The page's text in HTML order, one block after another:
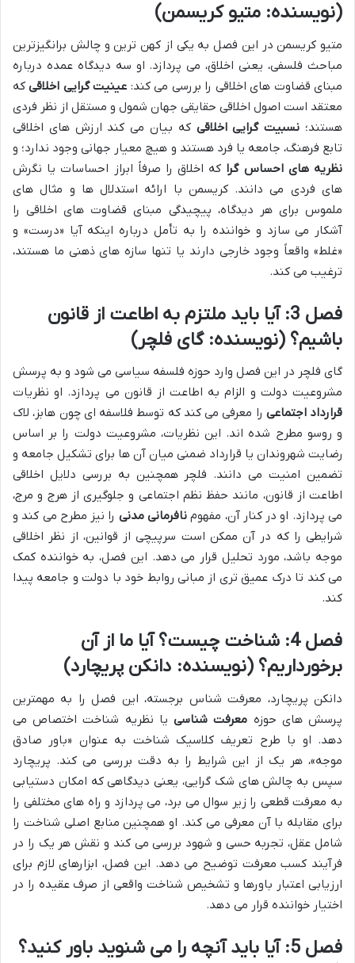
(نویسنده: متیو کریسمن)
متیو کریسمن در این فصل به یکی از کهن ترین و چالش برانگیزترین
مباحث فلسفی، یعنی اخلاق، می پردازد. او سه دیدگاه عمده درباره
مبنای قضاوت های اخلاقی را بررسی می کند: عینیت گرایی اخلاقیکه
معتقد است اصول اخلاقی حقایقی جهان شمول و مستقل از نظر فردی
هستند؛ نسبیت گرایی اخلاقی که بیان می کند ارزش های اخلاقی
تابع فرهنگ، جامعه یا فرد هستند و هیچ معیار جهانی وجود ندارد؛ و
نظریه های احساس گرا که اخلاق را صرفاً ابراز احساسات یا نگرش
های فردی می دانند. کریسمن با ارائه استدلال ها و مثال های
ملموس برای هر دیدگاه، پیچیدگی مبنای قضاوت های اخلاقی را
آشکار می سازد و خواننده را به تأمل درباره اینکه آیا «درست» و
«غلط» واقعاً وجود خارجی دارند یا تنها سازه های ذهنی ما هستند،
ترغیب می کند.
فصل 3: آیا باید ملتزم به اطاعت از قانون
باشیم؟ (نویسنده: گای فلچر)
گای فلچر در این فصل وارد حوزه فلسفه سیاسی می شود و به پرسش
مشروعیت دولت و الزام به اطاعت از قانون می پردازد. او نظریات
قرارداد اجتماعی را معرفی می کند که توسط فلاسفه ای چون هابز، لاک
و روسو مطرح شده اند. این نظریات، مشروعیت دولت را بر اساس
رضایت شهروندان یا قرارداد ضمنی میان آن ها برای تشکیل جامعه و
تضمین امنیت می دانند. فلچر همچنین به بررسی دلایل اخلاقی
اطاعت از قانون، مانند حفظ نظم اجتماعی و جلوگیری از هرج و مرج،
می پردازد. او در کنار آن، مفهوم نافرمانی مدنی را نیز مطرح می کند و
شرایطی را که در آن ممکن است سرپیچی از قوانین، از نظر اخلاقی
موجه باشد، مورد تحلیل قرار می دهد. این فصل، به خواننده کمک
می کند تا درک عمیق تری از مبانی روابط خود با دولت و جامعه پیدا
کند.
فصل 4: شناخت چیست؟ آیا ما از آن
برخورداریم؟ (نویسنده: دانکن پریچارد)
دانکن پریچارد، معرفت شناس برجسته، این فصل را به مهمترین
پرسش های حوزه معرفت شناسییا نظریه شناخت اختصاص می
دهد. او با طرح تعریف کلاسیک شناخت به عنوان «باور صادق
موجه»، هر یک از این شرایط را به دقت بررسی می کند. پریچارد
سپس به چالش های شک گرایی، یعنی دیدگاهی که امکان دستیابی
به معرفت قطعی را زیر سوال می برد، می پردازد و راه های مختلفی را
برای مقابله با آن معرفی می کند. او همچنین منابع اصلی شناخت را
شامل عقل، تجربه حسی و شهود بررسی می کند و نقش هر یک را در
فرآیند کسب معرفت توضیح می دهد. این فصل، ابزارهای لازم برای
ارزیابی اعتبار باورها و تشخیص شناخت واقعی از صرف عقیده را در
اختیار خواننده قرار می دهد.
فصل 5: آیا باید آنچه را می شنوید باور کنید؟